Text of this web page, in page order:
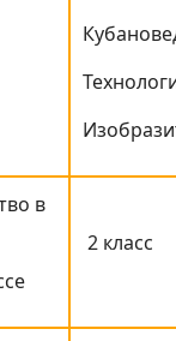
в
2 класс